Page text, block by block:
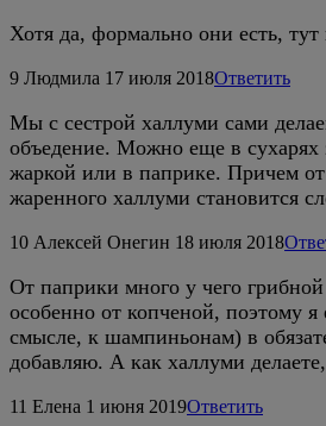
Хотя да, формально они есть,
9 Людмила 17 июля 2018Ответить
Мы с сестрой халлуми сами
объедение. Можно еще в сухарях
жаркой или в паприке. Причем
жаренного халлуми становится
10 Алексей Онегин 18 июля 2018
От паприки много у чего грибной
особенно от копченой, поэтому я
смысле, к шампиньонам) в
добавляю. А как халлуми
11 Елена 1 июня 2019Ответить